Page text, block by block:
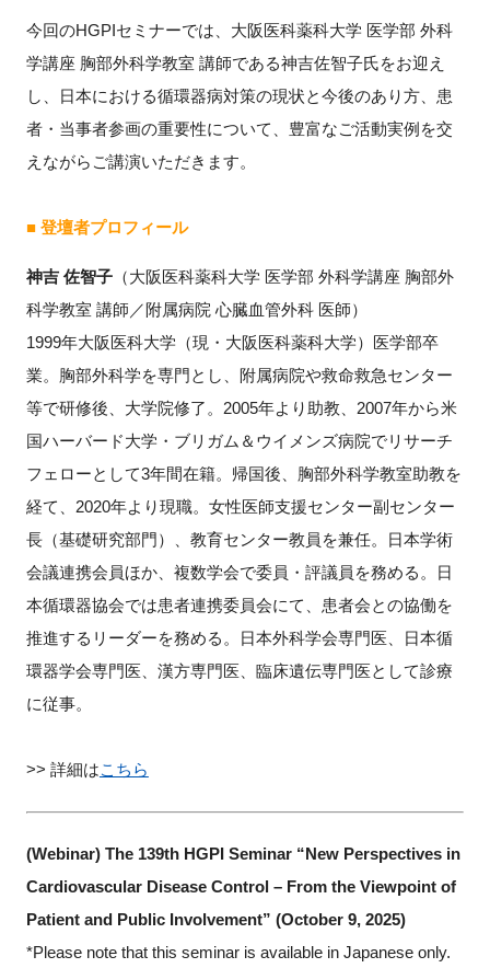
施設・アクセス
FAQ
イベントお知らせメール登録
閉じる
今回のHGPIセミナーでは、大阪医科薬科大学 医学部 外科
学講座 胸部外科学教室 講師である神吉佐智子氏をお迎え
し、日本における循環器病対策の現状と今後のあり方、患
者・当事者参画の重要性について、豊富なご活動実例を交
えながらご講演いただきます。
■ 登壇者プロフィール
神吉 佐智子（大阪医科薬科大学 医学部 外科学講座 胸部外
科学教室 講師／附属病院 心臓血管外科 医師）
1999年大阪医科大学（現・大阪医科薬科大学）医学部卒
業。胸部外科学を専門とし、附属病院や救命救急センター
等で研修後、大学院修了。2005年より助教、2007年から米
国ハーバード大学・ブリガム＆ウイメンズ病院でリサーチ
フェローとして3年間在籍。帰国後、胸部外科学教室助教を
経て、2020年より現職。女性医師支援センター副センター
長（基礎研究部門）、教育センター教員を兼任。日本学術
会議連携会員ほか、複数学会で委員・評議員を務める。日
本循環器協会では患者連携委員会にて、患者会との協働を
推進するリーダーを務める。日本外科学会専門医、日本循
環器学会専門医、漢方専門医、臨床遺伝専門医として診療
に従事。
>> 詳細はこちら
(Webinar) The 139th HGPI Seminar “New Perspectives in
Cardiovascular Disease Control – From the Viewpoint of
Patient and Public Involvement” (October 9, 2025)
*Please note that this seminar is available in Japanese only.